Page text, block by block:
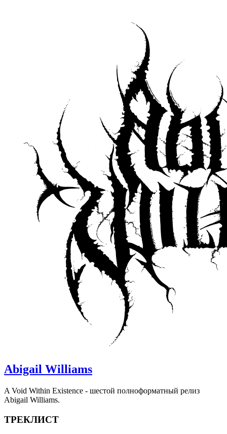
Abigail Williams
A Void Within Existence - шестой полноформатный релиз
Abigail Williams.
ТРЕКЛИСТ